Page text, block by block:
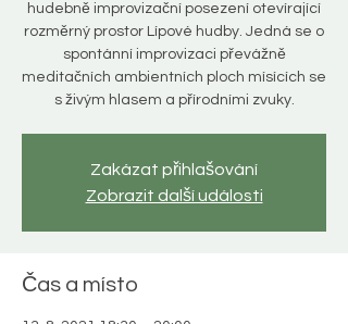
hudebně improvizační posezení otevírající
rozměrný prostor Lípové hudby. Jedná se o
spontánní improvizaci převážně
meditačních ambientních ploch mísících se
s živým hlasem a přírodními zvuky.
Zakázat přihlašování
Zobrazit další události
Čas a místo